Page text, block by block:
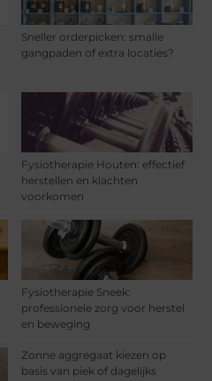
Sneller orderpicken: smalle
gangpaden of extra locaties?
Fysiotherapie Houten: effectief
herstellen en klachten
voorkomen
Fysiotherapie Sneek:
professionele zorg voor herstel
en beweging
Zonne aggregaat kiezen op
basis van piek of dagelijks